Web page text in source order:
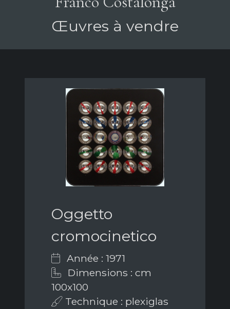
Œuvres à vendre
Oggetto
cromocinetico
Année : 1971
Dimensions : cm
100x100
Technique : plexiglas